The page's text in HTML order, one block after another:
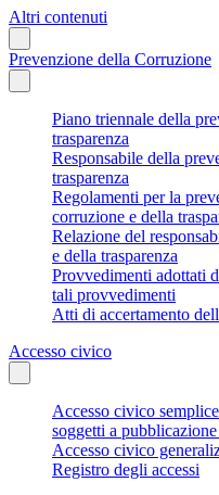
Altri contenuti
Prevenzione della Corruzione
Piano triennale della
trasparenza
Responsabile della
trasparenza
Regolamenti per la
corruzione e della
Relazione del
e della trasparenza
Provvedimenti adottati
tali provvedimenti
Atti di accertamento
Accesso civico
Accesso civico
soggetti a
Accesso civico
Registro degli accessi